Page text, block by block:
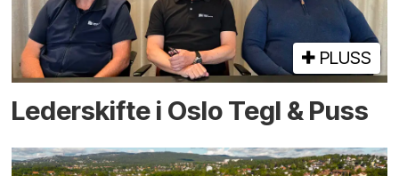
PLUSS
Lederskifte i Oslo Tegl & Puss